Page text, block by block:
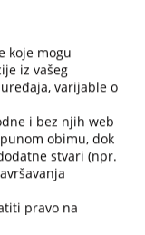
koje mogu
iz vašeg
varijable o
i bez njih web
obimu, dok
stvari (npr.
pravo na